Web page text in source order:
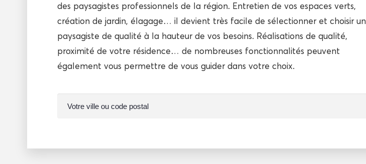
des paysagistes professionnels de la région. Entretien de vos espaces verts,
création de jardin, élagage… il devient très facile de sélectionner et choisir un
paysagiste de qualité à la hauteur de vos besoins. Réalisations de qualité,
proximité de votre résidence… de nombreuses fonctionnalités peuvent
également vous permettre de vous guider dans votre choix.